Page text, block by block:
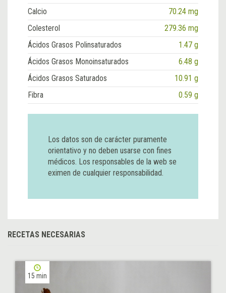
Calcio
70.24 mg
Colesterol
279.36 mg
Ácidos Grasos Polinsaturados
1.47 g
Ácidos Grasos Monoinsaturados
6.48 g
Ácidos Grasos Saturados
10.91 g
Fibra
0.59 g
Los datos son de carácter puramente
orientativo y no deben usarse con fines
médicos. Los responsables de la web se
eximen de cualquier responsabilidad.
RECETAS NECESARIAS
15 min